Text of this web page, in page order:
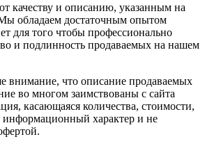
качеству и описанию, указанным на
обладаем достаточным опытом
для того чтобы профессионально
и подлинность продаваемых на нашем
внимание, что описание продаваемых
во многом заимствованы с сайта
касающаяся количества, стоимости,
информационный характер и не